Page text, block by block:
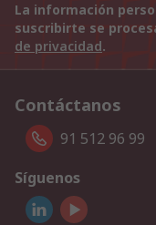
La información
suscribirte se
de privacidad.
Contáctanos
91 512 96 99
Síguenos